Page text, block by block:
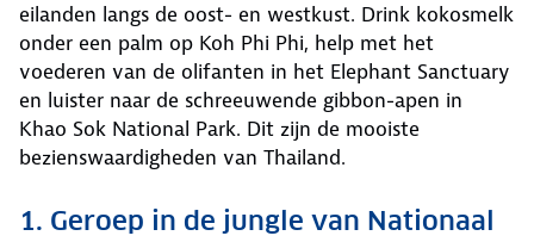
eilanden langs de oost- en westkust. Drink kokosmelk
onder een palm op Koh Phi Phi, help met het
voederen van de olifanten in het Elephant Sanctuary
en luister naar de schreeuwende gibbon-apen in
Khao Sok National Park. Dit zijn de mooiste
bezienswaardigheden van Thailand.
1. Geroep in de jungle van Nationaal